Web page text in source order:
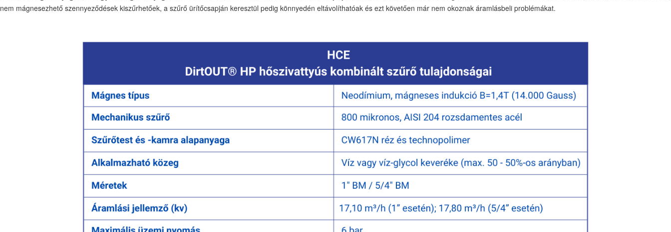
nem mágnesezhető szennyeződések kiszűrhetőek, a szűrő ürítőcsapján keresztül pedig könnyedén eltávolíthatóak és ezt követően már nem okoznak áramlásbeli problémákat.